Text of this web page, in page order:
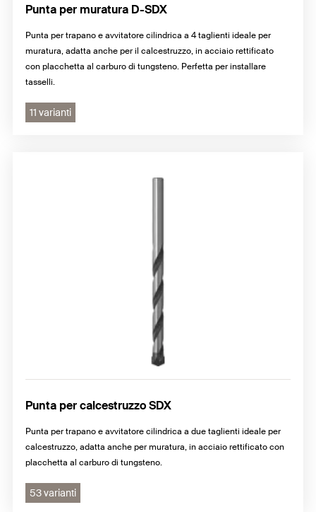
Punta per muratura D-SDX
Punta per trapano e avvitatore cilindrica a 4 taglienti ideale per
muratura, adatta anche per il calcestruzzo, in acciaio rettificato
con placchetta al carburo di tungsteno. Perfetta per installare
tasselli.
11 varianti
Punta per calcestruzzo SDX
Punta per trapano e avvitatore cilindrica a due taglienti ideale per
calcestruzzo, adatta anche per muratura, in acciaio rettificato con
placchetta al carburo di tungsteno.
53 varianti